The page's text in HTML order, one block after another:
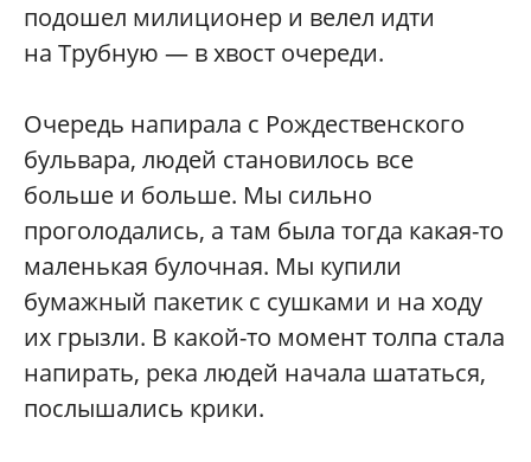
подошел милиционер и велел идти
на Трубную — в хвост очереди.
Очередь напирала с Рождественского
бульвара, людей становилось все
больше и больше. Мы сильно
проголодались, а там была тогда какая-то
маленькая булочная. Мы купили
бумажный пакетик с сушками и на ходу
их грызли. В какой-то момент толпа стала
напирать, река людей начала шататься,
послышались крики.